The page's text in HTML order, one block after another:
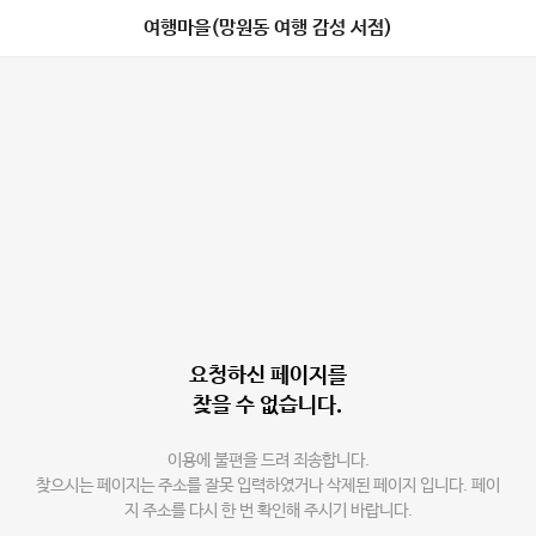
여행마을(망원동 여행 감성 서점)
요청하신 페이지를
찾을 수 없습니다.
이용에 불편을 드려 죄송합니다.
찾으시는 페이지는 주소를 잘못 입력하였거나 삭제된 페이지 입니다. 페이
지 주소를 다시 한 번 확인해 주시기 바랍니다.